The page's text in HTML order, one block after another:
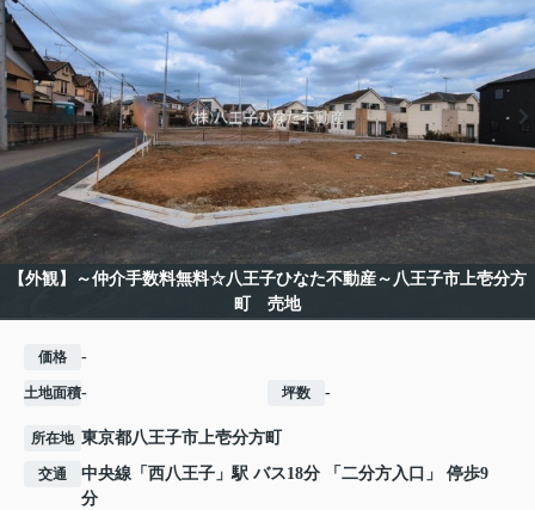
【外観】～仲介手数料無料☆八王子ひなた不動産～八王子市上壱分方
町 売地
価格 -
土地面積- 坪数 -
所在地 東京都八王子市上壱分方町
交通 中央線 「 西八王子 」駅 バス18分 「二分方入口」 停歩9
分